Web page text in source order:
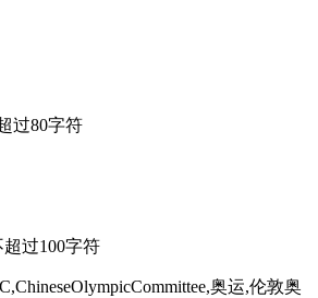
过80字符
过100字符
奥运,伦敦奥